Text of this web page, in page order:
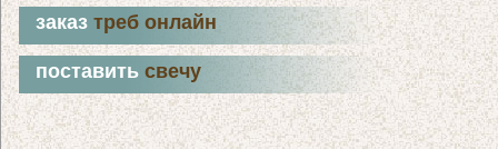
заказтреб онлайн
поставитьсвечу